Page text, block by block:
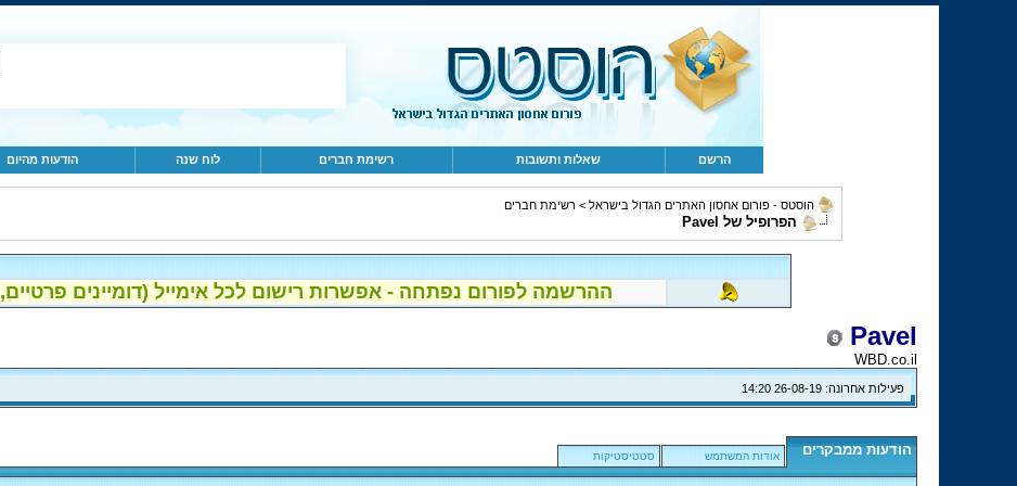
הרשם שאלות ותשובות רשימת חברים לוח שנה הודעות מהיום
הוסטס - פורום אחסון האתרים הגדול בישראל > רשימת חברים
הפרופיל של Pavel
ההרשמה לפורום נפתחה - אפשרות רישום לכל אימייל (דומיינים פרטיים, gmail, הוטמייל..)!
Pavel
WBD.co.il
פעילות אחרונה: 14:20
הודעות ממבקרים אודות המשתמש סטטיסטיקות